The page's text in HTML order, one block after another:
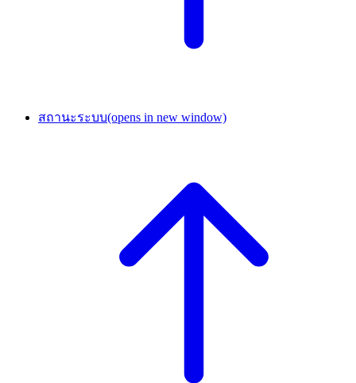
สถานะระบบ(opens in new window)